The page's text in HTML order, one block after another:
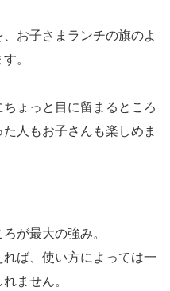
お子さまランチの旗のよ
。
ょっと目に留まるところ
人もお子さんも楽しめま
が最大の強み。
ば、使い方によっては一
ません。